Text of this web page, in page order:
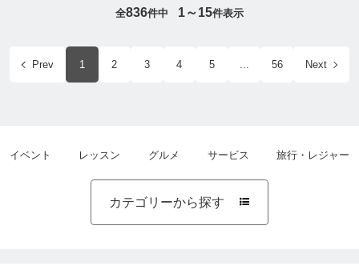
全836件中 1～15件表示
Prev 1 2 3 4 5 ... 56 Next
イベント レッスン グルメ サービス 旅行・レジャー
カテゴリーから探す 